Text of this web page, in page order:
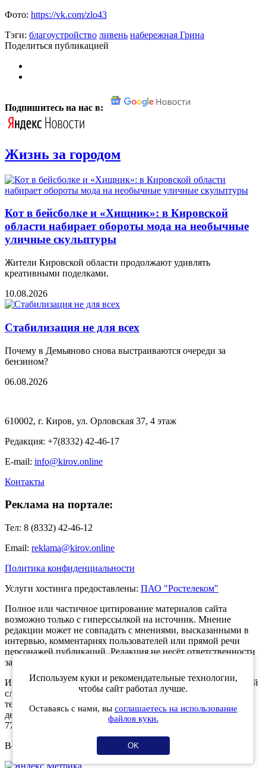
Фото: https://vk.com/zlo43
Тэги: благоустройство ливень набережная Грина
Поделиться публикацией
Подпишитесь на нас в:
Жизнь за городом
Кот в бейсболке и «Хищник»: в Кировской
области набирает обороты мода на необычные
уличные скульптуры
Жители Кировской области продолжают удивлять
креативными поделками.
10.08.2026
Стабилизация не для всех
Почему в Демьяново снова выстраиваются очереди за
бензином?
06.08.2026
610002, г. Киров, ул. Орловская 37, 4 этаж
Редакция: +7(8332) 42-46-17
E-mail: info@kirov.online
Контакты
Реклама на портале:
Тел: 8 (8332) 42-46-12
Email: reklama@kirov.online
Политика конфиденциальности
Услуги хостинга предоставлены: ПАО "Ростелеком"
Полное или частичное цитирование материалов сайта
возможно только с гиперссылкой на источник. Мнение
редакции может не совпадать с мнениями, высказанными в
интервью, комментариях пользователей или прямой речи
персонажей публикаций. Редакция не несёт ответственности
за текст комментариев читателей.
Интернет-портал Kirov.online зарегистрирован в Федеральной
службе по надзору в сфере связи, информационных
технологий и массовых коммуникаций (Роскомнадзор) 5
декабря 2019 года. Регистрационный номер ЭЛ № ФС 77 -
77189.
Возрастное ограничение 12+
Используем куки и рекомендательные технологии,
чтобы сайт работал лучше.
Оставаясь с нами, вы соглашаетесь на использование
файлов куки.
OK